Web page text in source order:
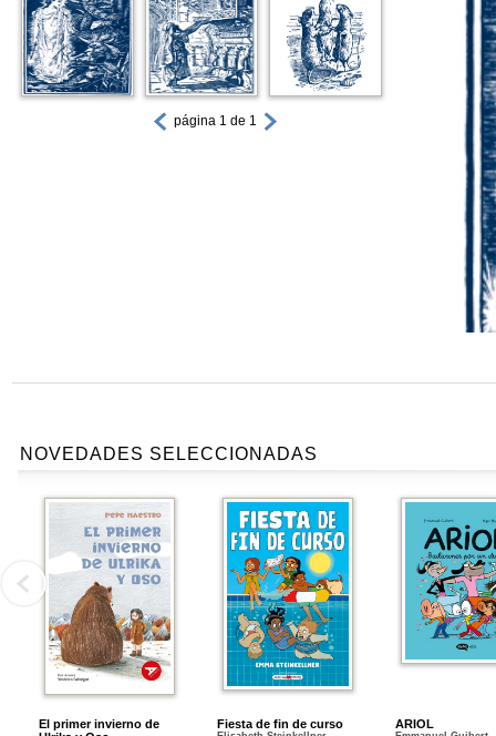
página 1 de 1
NOVEDADES SELECCIONADAS
El primer invierno de
Fiesta de fin de curso ARIOL